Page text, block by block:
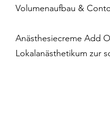
Volumenaufbau &
Lokalanästhetikum zur